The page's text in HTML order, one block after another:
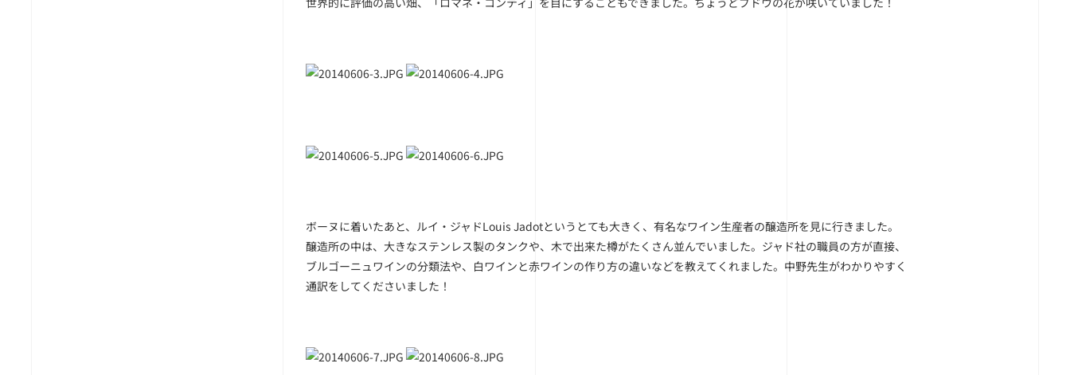
ボーヌに着いたあと、ルイ・ジャドLouis Jadotというとても大きく、有名なワイン生産者の醸造所を見に行きました。
醸造所の中は、大きなステンレス製のタンクや、木で出来た樽がたくさん並んでいました。ジャド社の職員の方が直接、
ブルゴーニュワインの分類法や、白ワインと赤ワインの作り方の違いなどを教えてくれました。中野先生がわかりやすく
通訳をしてくださいました！